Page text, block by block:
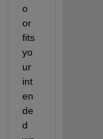
o
or
fits
yo
ur
int
en
de
d